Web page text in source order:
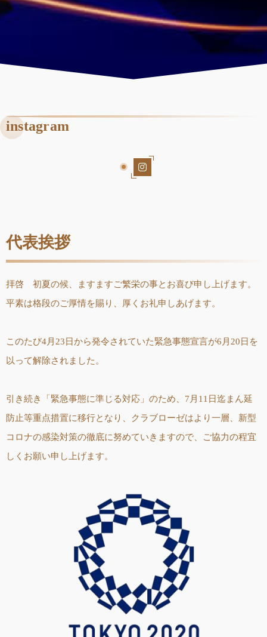
instagram
代表挨拶
拝啓 初夏の候、ますますご繁栄の事とお喜び申し上げます。
平素は格段のご厚情を賜り、厚くお礼申しあげます。
このたび4月23日から発令されていた緊急事態宣言が6月20日を
以って解除されました。
引き続き「緊急事態に準じる対応」のため、7月11日迄まん延
防止等重点措置に移行となり、クラブローゼはより一層、新型
コロナの感染対策の徹底に努めていきますので、ご協力の程宜
しくお願い申し上げます。